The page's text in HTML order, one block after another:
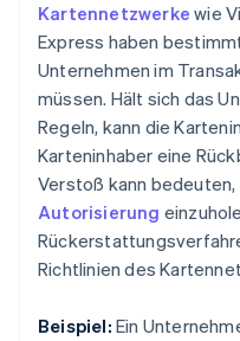
Kartennetzwerke wie
Express haben
Unternehmen im
müssen. Hält sich das
Regeln, kann die
Karteninhaber eine
Verstoß kann
Autorisierung
Richtlinien des
Beispiel: Ein